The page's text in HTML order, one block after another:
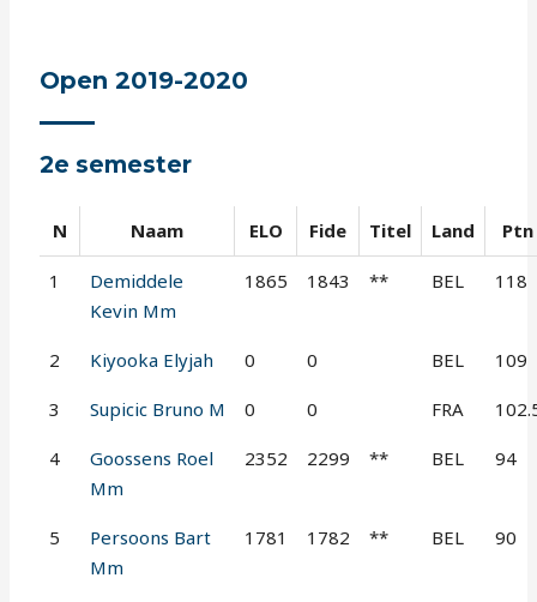
Open 2019-2020
2e semester
N Naam ELO Fide Titel Land Ptn
1
Demiddele
Kevin Mm
1865 1843 ** BEL 118
2 Kiyooka Elyjah 0 0 BEL 109
3 Supicic Bruno M 0 0 FRA
4
Goossens Roel
Mm
2352 2299 ** BEL 94
5
Persoons Bart
Mm
1781 1782 ** BEL 90